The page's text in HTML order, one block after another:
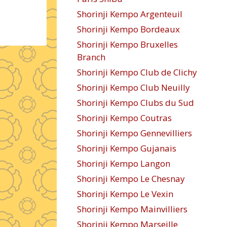
Shorinji Kempo Argenteuil
Shorinji Kempo Bordeaux
Shorinji Kempo Bruxelles
Branch
Shorinji Kempo Club de Clichy
Shorinji Kempo Club Neuilly
Shorinji Kempo Clubs du Sud
Shorinji Kempo Coutras
Shorinji Kempo Gennevilliers
Shorinji Kempo Gujanais
Shorinji Kempo Langon
Shorinji Kempo Le Chesnay
Shorinji Kempo Le Vexin
Shorinji Kempo Mainvilliers
Shorinji Kempo Marseille